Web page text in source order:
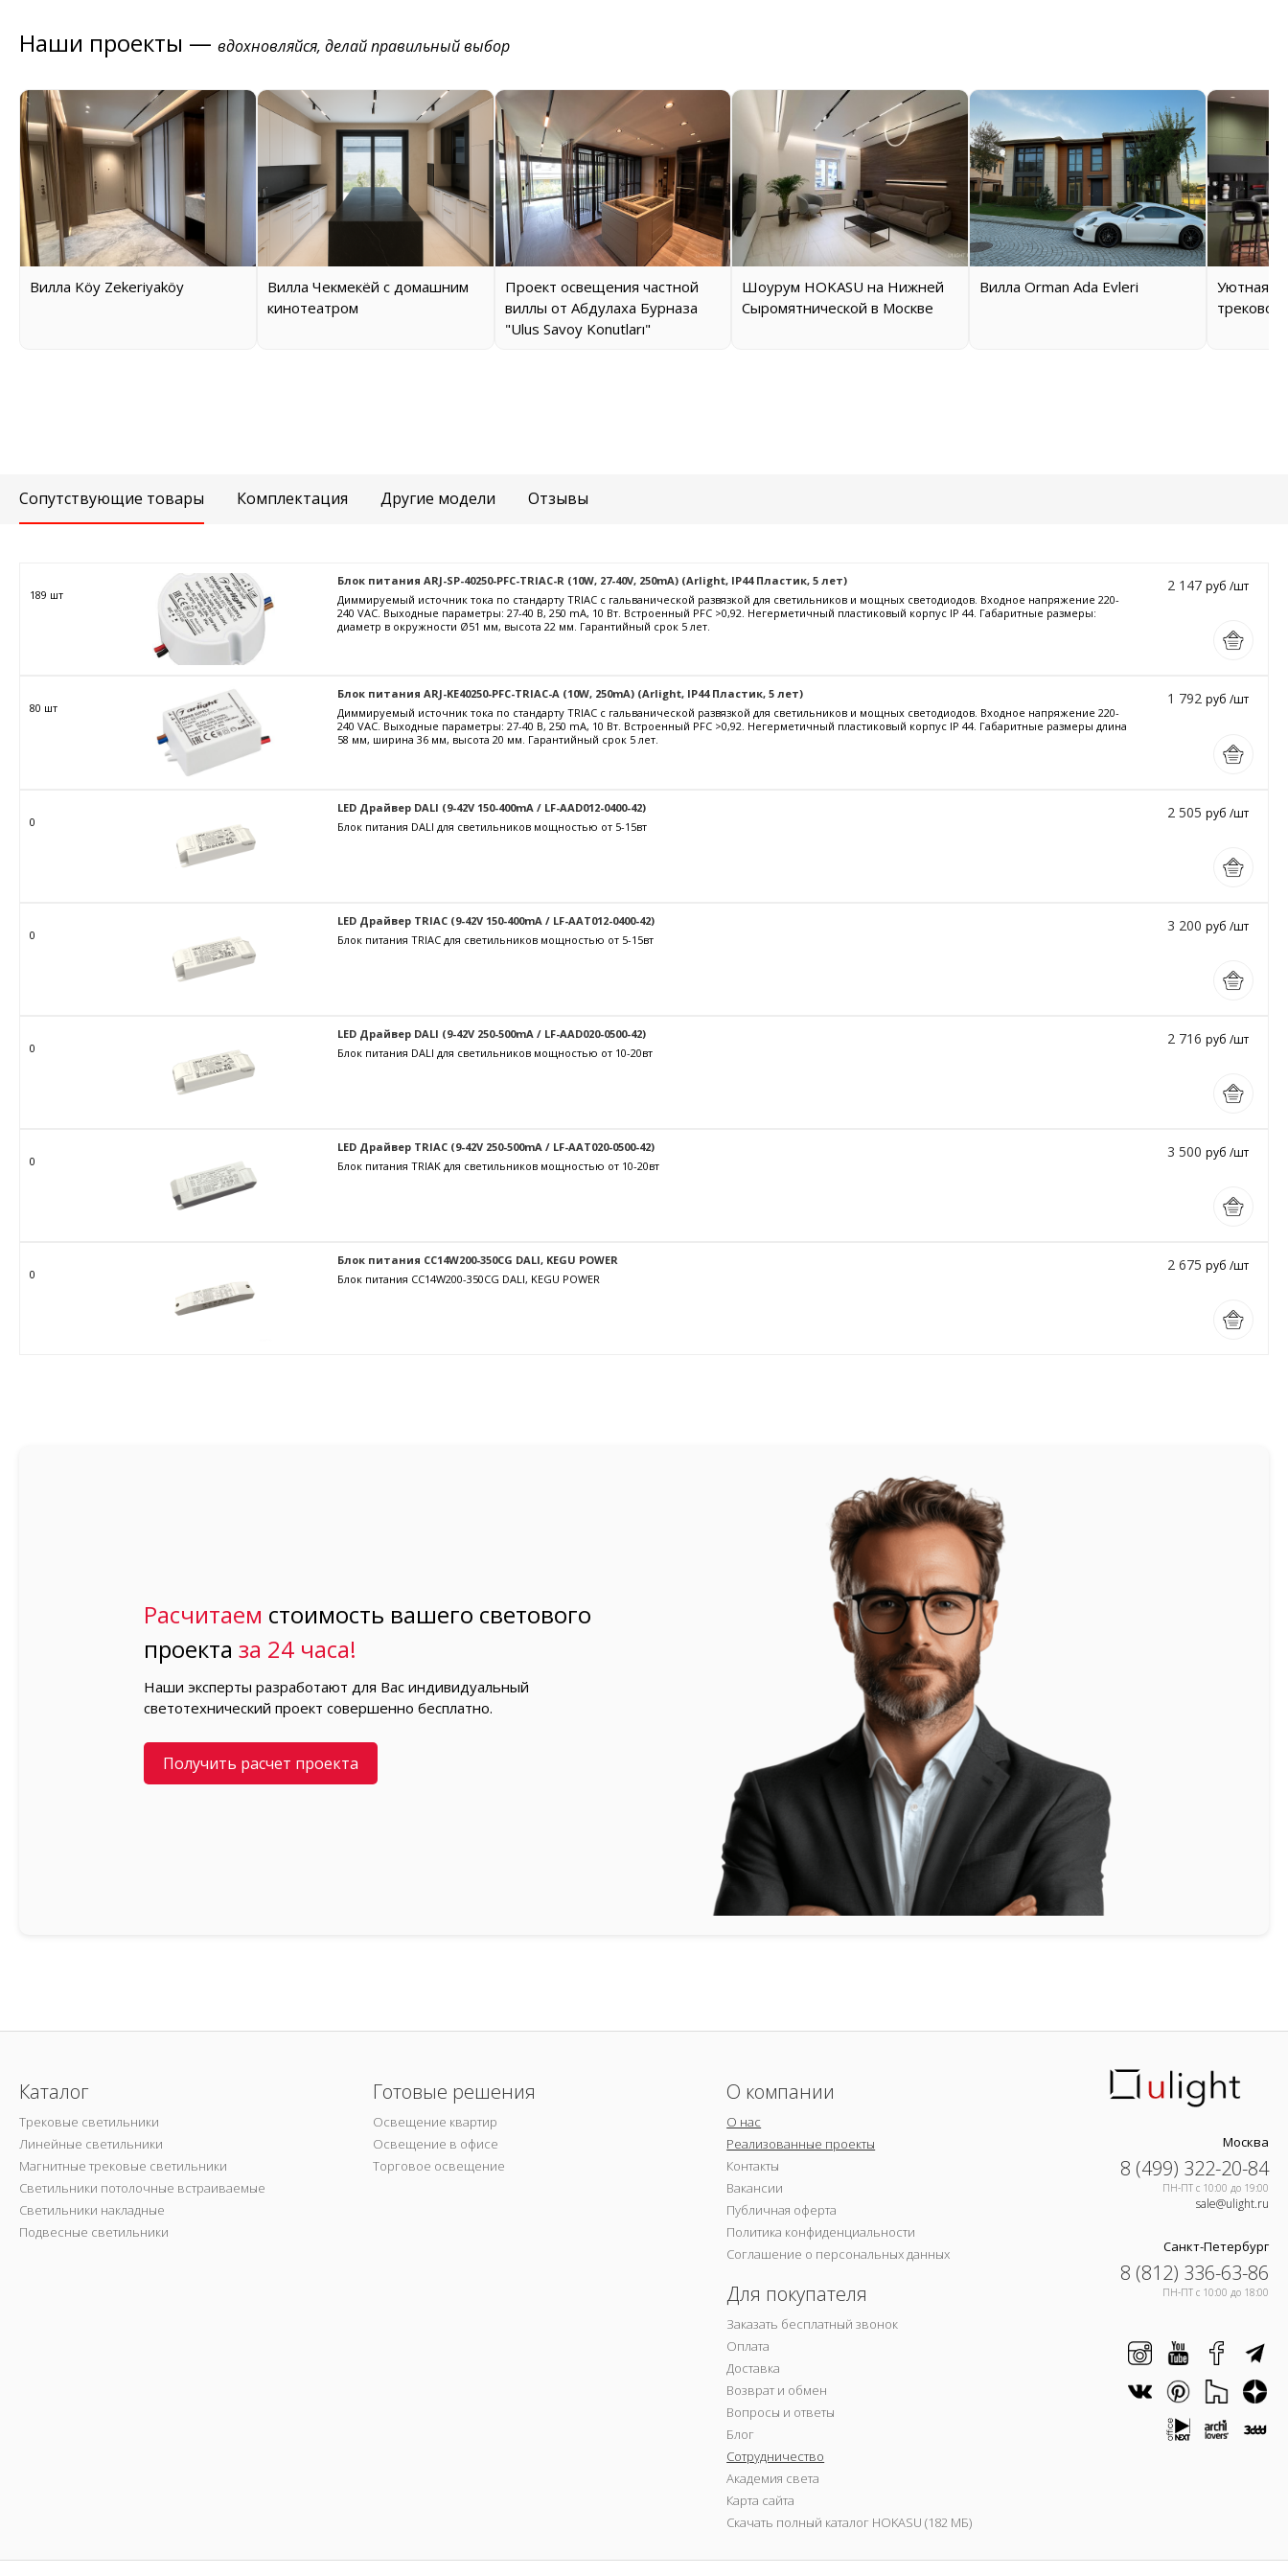
Наши проекты — вдохновляйся, делай правильный выбор
Вилла Köy Zekeriyaköy
Вилла Чекмекёй с домашним
кинотеатром
Проект освещения частной
виллы от Абдулаха Бурназа
"Ulus Savoy Konutları"
Шоурум HOKASU на Нижней
Сыромятнической в Москве
Вилла Orman Ada Evleri
Уютная
трековой
Сопутствующие товары Комплектация Другие модели Отзывы
189 шт
Блок питания ARJ-SP-40250-PFC-TRIAC-R (10W, 27-40V, 250mA) (Arlight, IP44 Пластик, 5 лет)
Диммируемый источник тока по стандарту TRIAC с гальванической развязкой для светильников и мощных светодиодов. Входное напряжение 220-
240 VAC. Выходные параметры: 27-40 В, 250 mА, 10 Вт. Встроенный PFC >0,92. Негерметичный пластиковый корпус IP 44. Габаритные размеры:
диаметр в окружности Ø51 мм, высота 22 мм. Гарантийный срок 5 лет.
2 147 руб /шт
80 шт
Блок питания ARJ-KE40250-PFC-TRIAC-A (10W, 250mA) (Arlight, IP44 Пластик, 5 лет)
Диммируемый источник тока по стандарту TRIAC с гальванической развязкой для светильников и мощных светодиодов. Входное напряжение 220-
240 VAC. Выходные параметры: 27-40 В, 250 mА, 10 Вт. Встроенный PFC >0,92. Негерметичный пластиковый корпус IP 44. Габаритные размеры длина
58 мм, ширина 36 мм, высота 20 мм. Гарантийный срок 5 лет.
1 792 руб /шт
0
LED Драйвер DALI (9-42V 150-400mA / LF-AAD012-0400-42)
Блок питания DALI для светильников мощностью от 5-15вт
2 505 руб /шт
0
LED Драйвер TRIAC (9-42V 150-400mA / LF-AAT012-0400-42)
Блок питания TRIAC для светильников мощностью от 5-15вт
3 200 руб /шт
0
LED Драйвер DALI (9-42V 250-500mA / LF-AAD020-0500-42)
Блок питания DALI для светильников мощностью от 10-20вт
2 716 руб /шт
0
LED Драйвер TRIAC (9-42V 250-500mA / LF-AAT020-0500-42)
Блок питания TRIAK для светильников мощностью от 10-20вт
3 500 руб /шт
0
Блок питания CC14W200-350CG DALI, KEGU POWER
Блок питания CC14W200-350CG DALI, KEGU POWER
2 675 руб /шт
Расчитаем стоимость вашего светового
проектаза 24 часа!
Наши эксперты разработают для Вас индивидуальный
светотехнический проект совершенно бесплатно.
Получить расчет проекта
Каталог
Трековые светильники
Линейные светильники
Магнитные трековые светильники
Светильники потолочные встраиваемые
Светильники накладные
Подвесные светильники
Готовые решения
Освещение квартир
Освещение в офисе
Торговое освещение
О компании
О нас
Реализованные проекты
Контакты
Вакансии
Публичная оферта
Политика конфиденциальности
Соглашение о персональных данных
Для покупателя
Заказать бесплатный звонок
Оплата
Доставка
Возврат и обмен
Вопросы и ответы
Блог
Сотрудничество
Академия света
Карта сайта
Скачать полный каталог HOKASU (182 МБ)
Москва
8 (499) 322-20-84
ПН-ПТ c 10:00 до 19:00
sale@ulight.ru
Санкт-Петербург
8 (812) 336-63-86
ПН-ПТ c 10:00 до 18:00